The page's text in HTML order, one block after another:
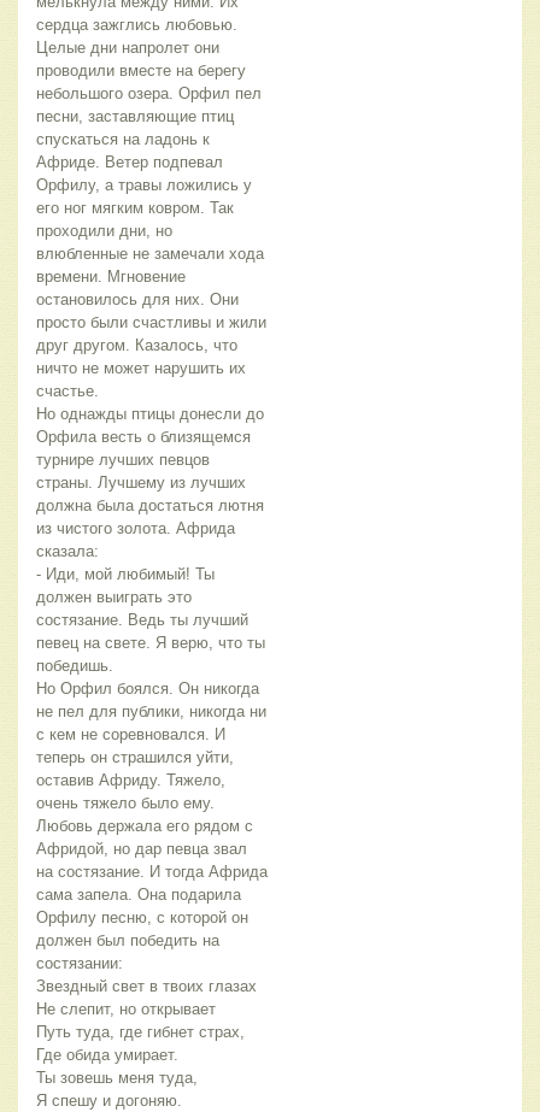
сердца зажглись любовью.
Целые дни напролет они
проводили вместе на берегу
небольшого озера. Орфил пел
песни, заставляющие птиц
спускаться на ладонь к
Африде. Ветер подпевал
Орфилу, а травы ложились у
его ног мягким ковром. Так
проходили дни, но
влюбленные не замечали хода
времени. Мгновение
остановилось для них. Они
просто были счастливы и жили
друг другом. Казалось, что
ничто не может нарушить их
счастье.
Но однажды птицы донесли до
Орфила весть о близящемся
турнире лучших певцов
страны. Лучшему из лучших
должна была достаться лютня
из чистого золота. Африда
сказала:
- Иди, мой любимый! Ты
должен выиграть это
состязание. Ведь ты лучший
певец на свете. Я верю, что ты
победишь.
Но Орфил боялся. Он никогда
не пел для публики, никогда ни
с кем не соревновался. И
теперь он страшился уйти,
оставив Африду. Тяжело,
очень тяжело было ему.
Любовь держала его рядом с
Афридой, но дар певца звал
на состязание. И тогда Африда
сама запела. Она подарила
Орфилу песню, с которой он
должен был победить на
состязании:
Звездный свет в твоих глазах
Не слепит, но открывает
Путь туда, где гибнет страх,
Где обида умирает.
Ты зовешь меня туда,
Я спешу и догоняю.